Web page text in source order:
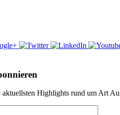
Highlights rund um Art